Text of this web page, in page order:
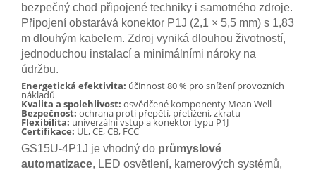
bezpečný chod připojené techniky i samotného zdroje.
Připojení obstarává konektor P1J (2,1 × 5,5 mm) s 1,83
m dlouhým kabelem. Zdroj vyniká dlouhou životností,
jednoduchou instalací a minimálními nároky na
údržbu.
Energetická efektivita: účinnost 80 % pro snížení provozních
nákladů
Kvalita a spolehlivost: osvědčené komponenty Mean Well
Bezpečnost: ochrana proti přepětí, přetížení, zkratu
Flexibilita: univerzální vstup a konektor typu P1J
Certifikace: UL, CE, CB, FCC
GS15U-4P1J je vhodný do průmyslové
automatizace, LED osvětlení, kamerových systémů,